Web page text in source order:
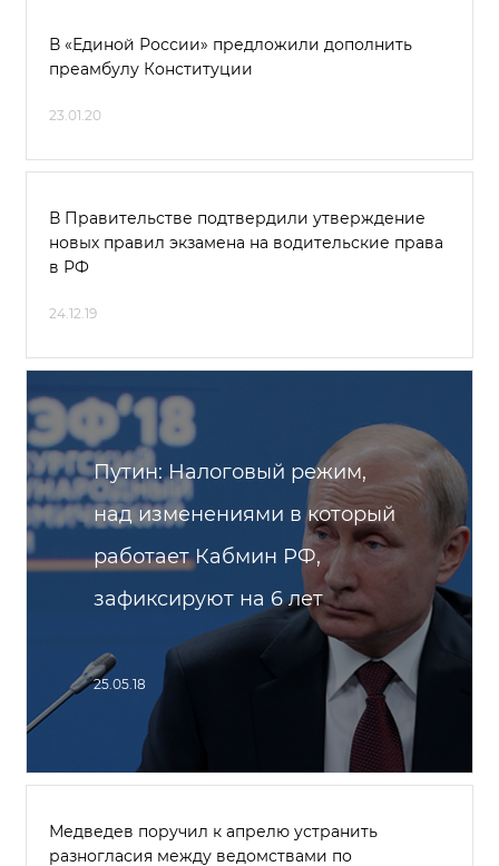
В «Единой России» предложили дополнить
преамбулу Конституции
23.01.20
В Правительстве подтвердили утверждение
новых правил экзамена на водительские права
в РФ
24.12.19
Путин: Налоговый режим,
над изменениями в который
работает Кабмин РФ,
зафиксируют на 6 лет
25.05.18
Медведев поручил к апрелю устранить
разногласия между ведомствами по